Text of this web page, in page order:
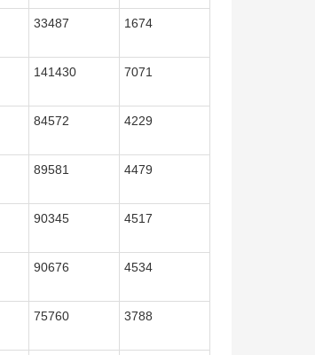
33487 1674
141430 7071
84572 4229
89581 4479
90345 4517
90676 4534
75760 3788